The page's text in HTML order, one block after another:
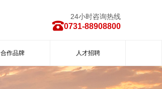
24小时咨询热线
0731-88908800
合作品牌 人才招聘